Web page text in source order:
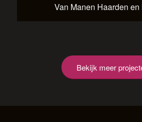
Van Manen Haarden
Bekijk meer